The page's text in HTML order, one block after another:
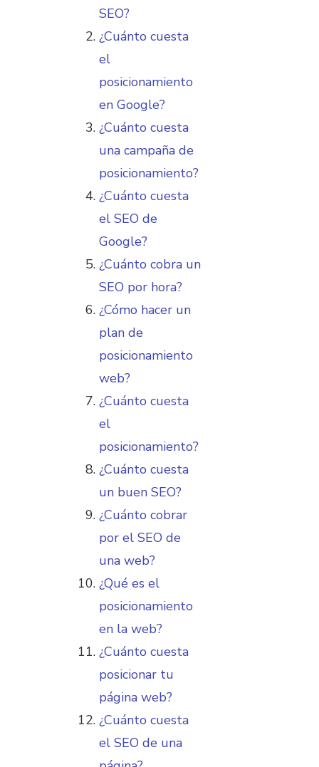
SEO?
¿Cuánto cuesta
el
posicionamiento
en Google?
¿Cuánto cuesta
una campaña de
posicionamiento?
¿Cuánto cuesta
el SEO de
Google?
¿Cuánto cobra un
SEO por hora?
¿Cómo hacer un
plan de
posicionamiento
web?
¿Cuánto cuesta
el
posicionamiento?
¿Cuánto cuesta
un buen SEO?
¿Cuánto cobrar
por el SEO de
una web?
¿Qué es el
posicionamiento
en la web?
¿Cuánto cuesta
posicionar tu
página web?
¿Cuánto cuesta
el SEO de una